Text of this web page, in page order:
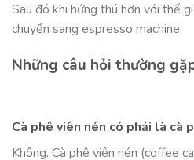
Sau đó khi hứng thú hơn với thế
chuyển sang espresso machine.
Những câu hỏi thường
Cà phê viên nén có phải là cà
Không. Cà phê viên nén (coffee